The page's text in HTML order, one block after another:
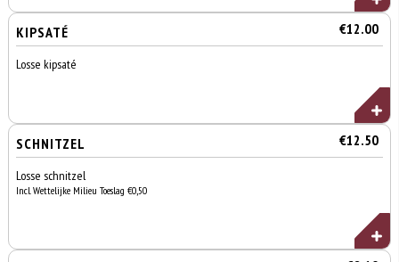
KIPSATÉ €12.00
Losse kipsaté
SCHNITZEL €12.50
Losse schnitzel
Incl. Wettelijke Milieu Toeslag €0,50